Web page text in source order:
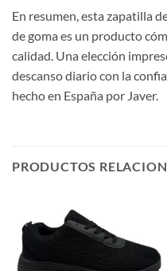
En resumen, esta zapatilla
de goma es un producto
calidad. Una elección
descanso diario con la
hecho en España por Javer.
PRODUCTOS